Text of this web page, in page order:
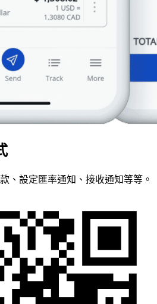
、設定匯率通知、接收通知等等。